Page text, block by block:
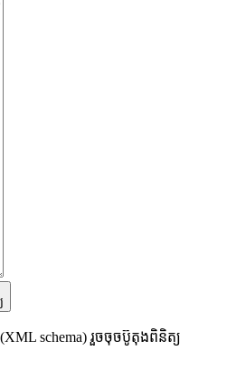
schema) រួចចុចប៊ូតុងពិនិត្យ